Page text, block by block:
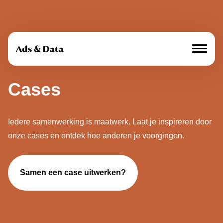
Cases
Iedere samenwerking is maatwerk. Laat je inspireren door
onze cases en ontdek hoe anderen je voorgingen.
Samen een case uitwerken?
Over ons
Cases